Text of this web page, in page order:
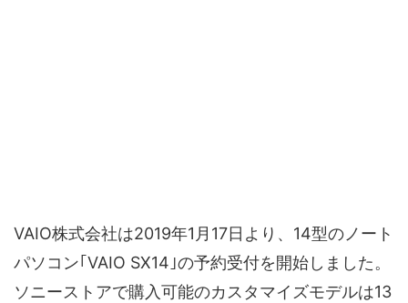
VAIO株式会社は2019年1月17日より、14型のノート
パソコン｢VAIO SX14｣の予約受付を開始しました。
ソニーストアで購入可能のカスタマイズモデルは13